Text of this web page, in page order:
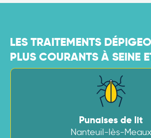
LES TRAITEMENTS
PLUS COURANTS À SEINE
Punaises de lit
Nanteuil-lès-Meaux